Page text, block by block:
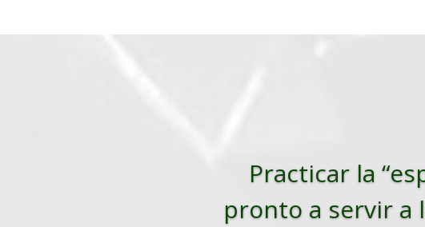
Practicar la
pronto a servir a